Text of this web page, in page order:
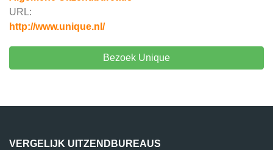
URL:
http://www.unique.nl/
Bezoek Unique
VERGELIJK UITZENDBUREAUS